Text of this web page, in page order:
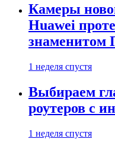
Камеры
Huawei
знаменитом
1 неделя спустя
Выбираем
роутеров с
1 неделя спустя